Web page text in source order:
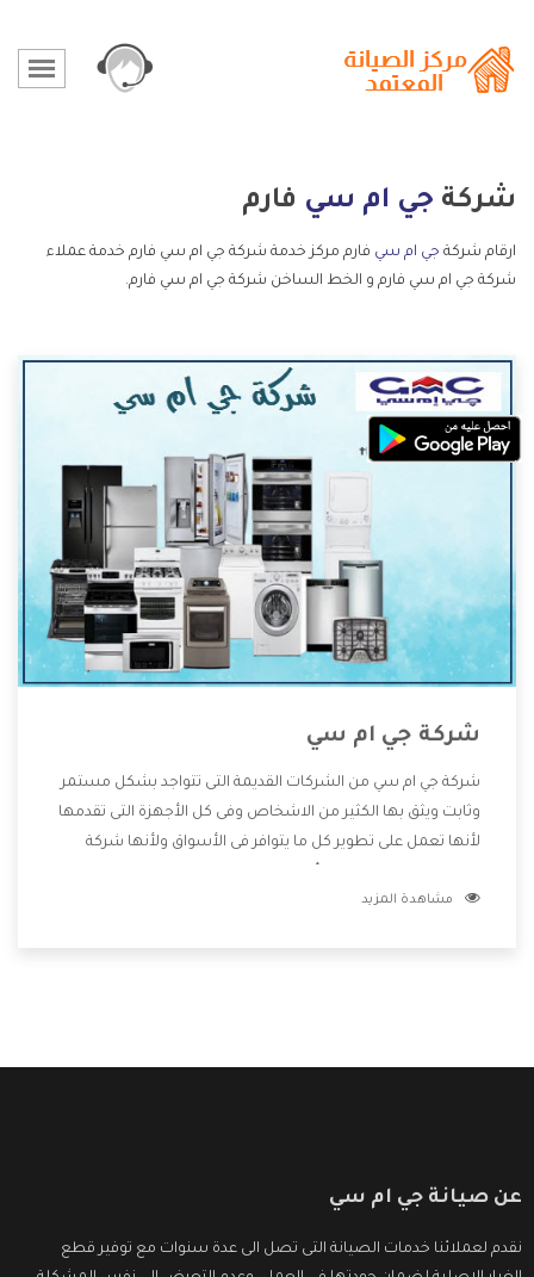
شركة جي ام سي فارم
ارقام شركة جي ام سي فارم مركز خدمة شركة جي ام سي فارم خدمة عملاء
شركة جي ام سي فارم و الخط الساخن شركة جي ام سي فارم.
شركة جي ام سي
شركة جي ام سي من الشركات القديمة التى تتواجد بشكل مستمر
وثابت ويثق بها الكثير من الاشخاص وفى كل الأجهزة التى تقدمها
لأنها تعمل على تطوير كل ما يتوافر فى الأسواق ولأنها شركة
وتقدم للعملاء أقوى العروض والخصومات التى تسهل على
مشاهدة المزيد
عن صيانة جي ام سي
نقدم لعملائنا خدمات الصيانة التى تصل الى عدة سنوات مع توفير قطع